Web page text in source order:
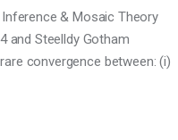
Inference & Mosaic Theory
and Steelldy Gotham
convergence between: (i)